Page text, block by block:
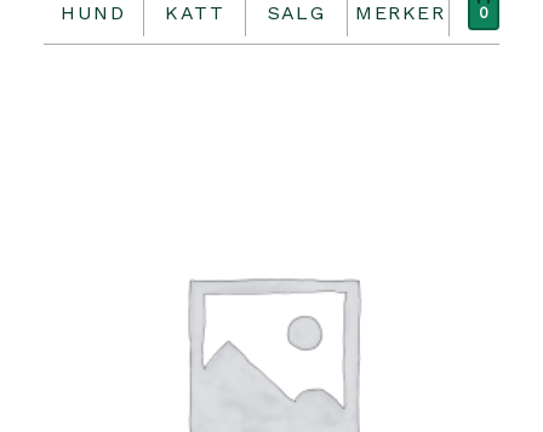
HUND KATT SALG MERKER 0